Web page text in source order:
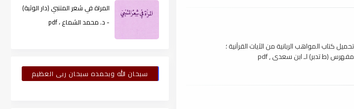
تحميل كتاب المواهب الربانية من الآيات القرآنية ؛
مفهرس (ط تدبر) لـ ابن سعدي , pdf
المراة في شعر المتنبي (دار الوثبة)
- د. محمد الشماع ، pdf
سبحان الله وبحمده سبحان ربى العظيم